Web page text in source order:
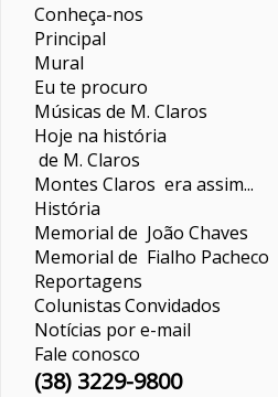
Conheça-nos
Principal
Mural
Eu te procuro
Músicas de M. Claros
Hoje na história
de M. Claros
Montes Claros era assim...
História
Memorial de João Chaves
Memorial de Fialho Pacheco
Reportagens
ColunistasConvidados
Notícias por e-mail
Fale conosco
(38) 3229-9800